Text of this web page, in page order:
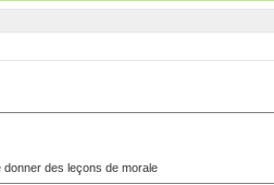
des leçons de morale